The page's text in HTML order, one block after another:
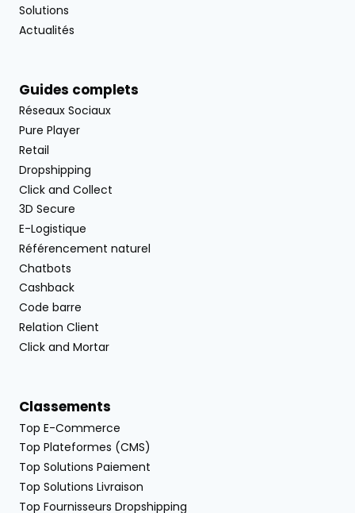
Solutions
Actualités
Guides complets
Réseaux Sociaux
Pure Player
Retail
Dropshipping
Click and Collect
3D Secure
E-Logistique
Référencement naturel
Chatbots
Cashback
Code barre
Relation Client
Click and Mortar
Classements
Top E-Commerce
Top Plateformes (CMS)
Top Solutions Paiement
Top Solutions Livraison
Top Fournisseurs Dropshipping